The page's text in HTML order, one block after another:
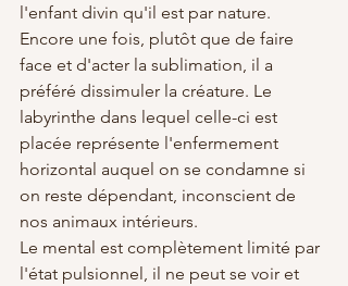
l'enfant divin qu'il est par nature.
Encore une fois, plutôt que de faire
face et d'acter la sublimation, il a
préféré dissimuler la créature. Le
labyrinthe dans lequel celle-ci est
placée représente l'enfermement
horizontal auquel on se condamne si
on reste dépendant, inconscient de
nos animaux intérieurs.
Le mental est complètement limité par
l'état pulsionnel, il ne peut se voir et